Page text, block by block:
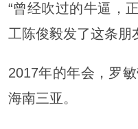
“曾经吹过的牛逼，
工陈俊毅发了这条朋
2017年的年会，罗
海南三亚。